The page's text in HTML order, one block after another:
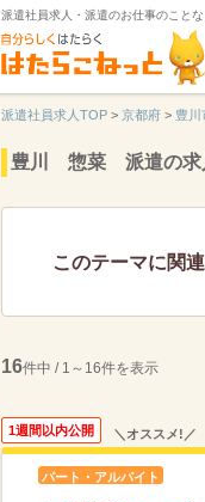
派遣社員求人・派遣のお仕事のことな
派遣社員求人TOP > 京都府 > 豊川
豊川 惣菜 派遣の求
このテーマに関
16件中 / 1～16件を表示
1週間以内公開 ＼オススメ!／
パート・アルバイト